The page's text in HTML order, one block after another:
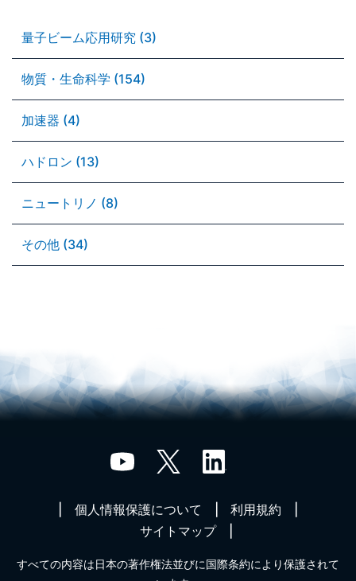
量子ビーム応用研究 (3)
物質・生命科学 (154)
加速器 (4)
ハドロン (13)
ニュートリノ (8)
その他 (34)
個人情報保護について
利用規約
サイトマップ
すべての内容は日本の著作権法並びに国際条約により保護されて